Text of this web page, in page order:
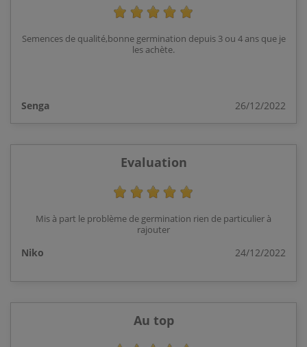
Semences de qualité,bonne germination depuis 3 ou 4 ans que je
les achète.
Senga 26/12/2022
Evaluation
Mis à part le problème de germination rien de particulier à
rajouter
Niko 24/12/2022
Au top